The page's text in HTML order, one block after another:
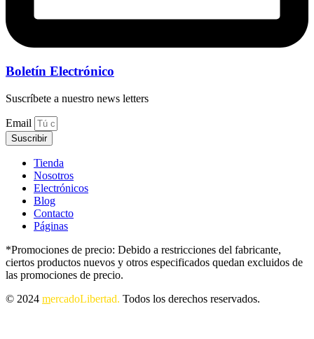
Boletín Electrónico
Suscríbete a nuestro news letters
Email
Suscribir
Tienda
Nosotros
Electrónicos
Blog
Contacto
Páginas
*Promociones de precio: Debido a restricciones del fabricante,
ciertos productos nuevos y otros especificados quedan excluidos de
las promociones de precio.
© 2024 mercadoLibertad. Todos los derechos reservados.